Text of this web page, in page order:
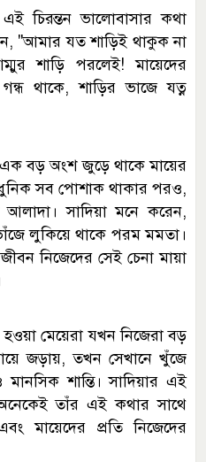
চিরন্তন ভালোবাসার কথা
"আমার যত শাড়িই থাকুক না
শাড়ি পরলেই! মায়েদের
থাকে, শাড়ির ভাজে যত্ন
বড় অংশ জুড়ে থাকে মায়ের
সব পোশাক থাকার পরও,
সাদিয়া মনে করেন,
লুকিয়ে থাকে পরম মমতা।
নিজেদের সেই চেনা মায়া
মেয়েরা যখন নিজেরা বড়
জড়ায়, তখন সেখানে খুঁজে
শান্তি। সাদিয়ার এই
তাঁর এই কথার সাথে
মায়েদের প্রতি নিজেদের